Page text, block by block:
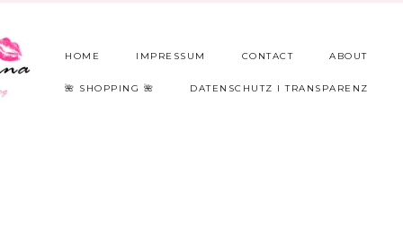
HOME IMPRESSUM CONTACT ABOUT
🌺 SHOPPING 🌺 DATENSCHUTZ I TRANSPARENZ